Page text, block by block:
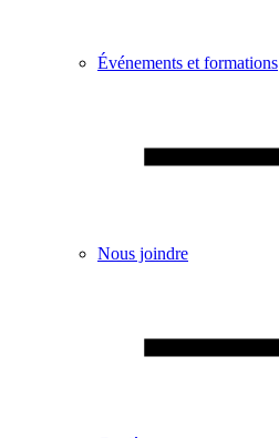
Événements et formations
Nous joindre